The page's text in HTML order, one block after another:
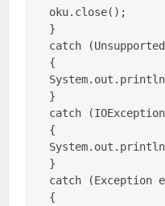
oku.close();
}
catch
{
}
catch
{
}
catch (Exception
{